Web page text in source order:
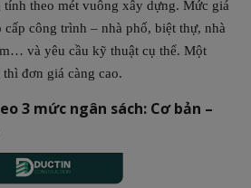
theo mét vuông xây dựng. Mức giá
cấp công trình – nhà phố, biệt thự, nhà
và yêu cầu kỹ thuật cụ thể. Một
đơn giá càng cao.
3 mức ngân sách: Cơ bản –